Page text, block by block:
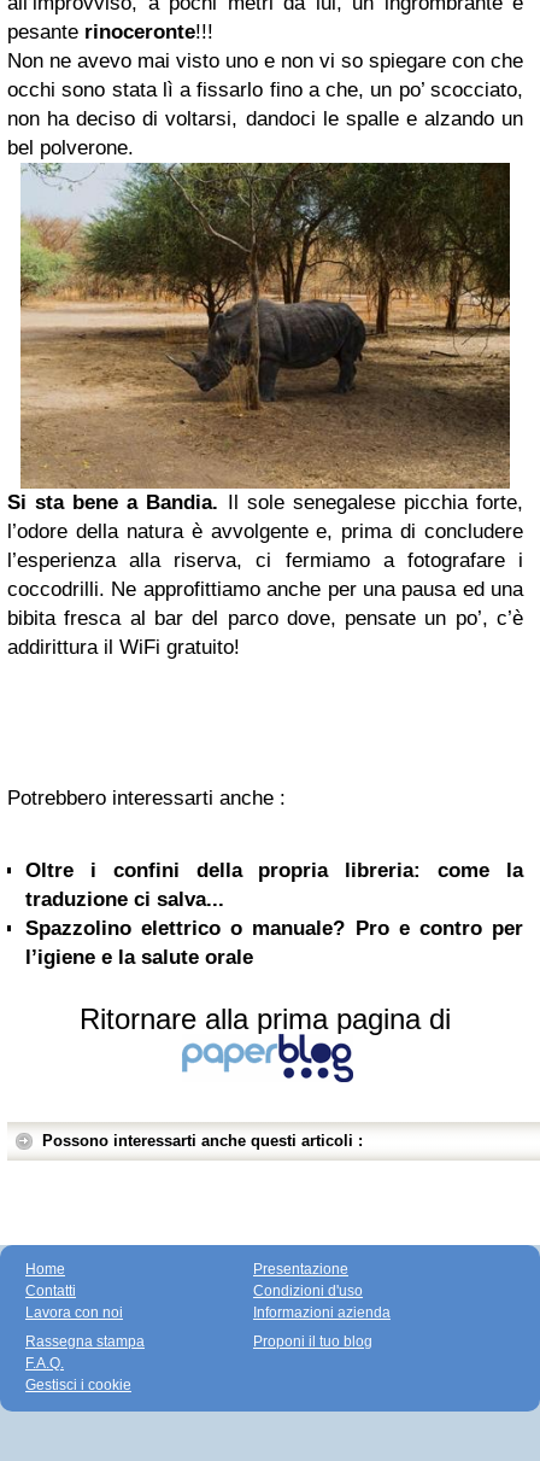
pesante rinoceronte!!!
Non ne avevo mai visto uno e non vi so spiegare con che
occhi sono stata lì a fissarlo fino a che, un po’ scocciato,
non ha deciso di voltarsi, dandoci le spalle e alzando un
bel polverone.
Si sta bene a Bandia. Il sole senegalese picchia forte,
l’odore della natura è avvolgente e, prima di concludere
l’esperienza alla riserva, ci fermiamo a fotografare i
coccodrilli. Ne approfittiamo anche per una pausa ed una
bibita fresca al bar del parco dove, pensate un po’, c’è
addirittura il WiFi gratuito!
Potrebbero interessarti anche :
Oltre i confini della propria libreria: come la
traduzione ci salva...
Spazzolino elettrico o manuale? Pro e contro per
l’igiene e la salute orale
Ritornare alla prima pagina di
Possono interessarti anche questi articoli :
Home
Contatti
Lavora con noi
Presentazione
Condizioni d'uso
Informazioni azienda
Rassegna stampa
F.A.Q.
Gestisci i cookie
Proponi il tuo blog